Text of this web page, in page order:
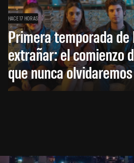
HACE 17 HORAS
Primera temporada de
extrañar: el comienzo
que nunca olvidaremos